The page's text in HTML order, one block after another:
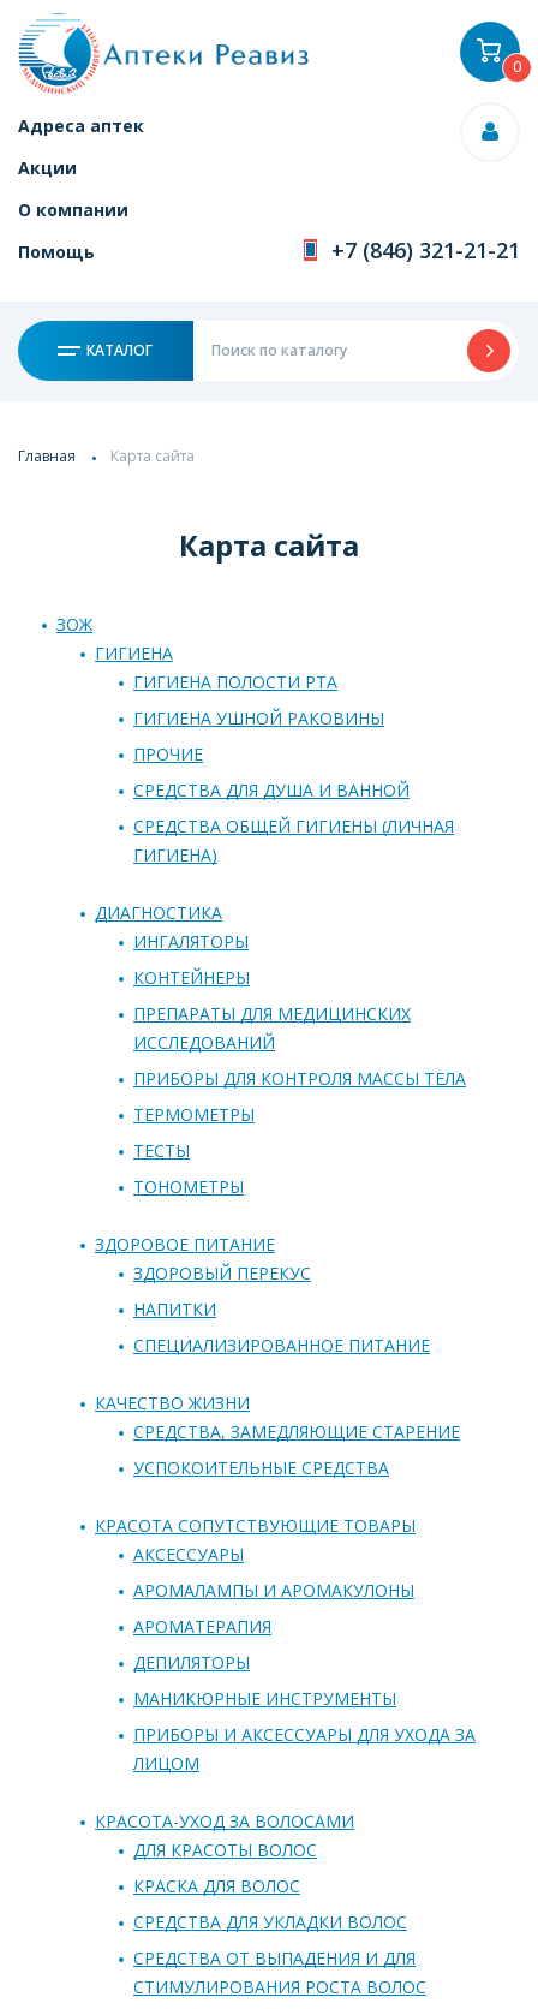
Адреса аптек
Акции
О компании
Помощь
+7 (846) 321-21-21
КАТАЛОГ
0
Главная Карта сайта
Карта сайта
ЗОЖ
ГИГИЕНА
ГИГИЕНА ПОЛОСТИ РТА
ГИГИЕНА УШНОЙ РАКОВИНЫ
ПРОЧИЕ
СРЕДСТВА ДЛЯ ДУША И ВАННОЙ
СРЕДСТВА ОБЩЕЙ ГИГИЕНЫ (ЛИЧНАЯ
ГИГИЕНА)
ДИАГНОСТИКА
ИНГАЛЯТОРЫ
КОНТЕЙНЕРЫ
ПРЕПАРАТЫ ДЛЯ МЕДИЦИНСКИХ
ИССЛЕДОВАНИЙ
ПРИБОРЫ ДЛЯ КОНТРОЛЯ МАССЫ ТЕЛА
ТЕРМОМЕТРЫ
ТЕСТЫ
ТОНОМЕТРЫ
ЗДОРОВОЕ ПИТАНИЕ
ЗДОРОВЫЙ ПЕРЕКУС
НАПИТКИ
СПЕЦИАЛИЗИРОВАННОЕ ПИТАНИЕ
КАЧЕСТВО ЖИЗНИ
СРЕДСТВА, ЗАМЕДЛЯЮЩИЕ СТАРЕНИЕ
УСПОКОИТЕЛЬНЫЕ СРЕДСТВА
КРАСОТА СОПУТСТВУЮЩИЕ ТОВАРЫ
АКСЕССУАРЫ
АРОМАЛАМПЫ И АРОМАКУЛОНЫ
АРОМАТЕРАПИЯ
ДЕПИЛЯТОРЫ
МАНИКЮРНЫЕ ИНСТРУМЕНТЫ
ПРИБОРЫ И АКСЕССУАРЫ ДЛЯ УХОДА ЗА
ЛИЦОМ
КРАСОТА-УХОД ЗА ВОЛОСАМИ
ДЛЯ КРАСОТЫ ВОЛОС
КРАСКА ДЛЯ ВОЛОС
СРЕДСТВА ДЛЯ УКЛАДКИ ВОЛОС
СРЕДСТВА ОТ ВЫПАДЕНИЯ И ДЛЯ
СТИМУЛИРОВАНИЯ РОСТА ВОЛОС